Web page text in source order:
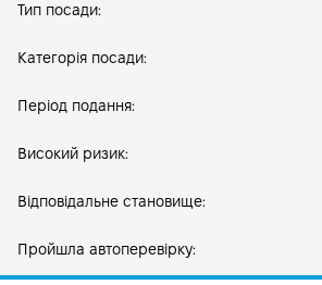
Тип посади:
Категорія посади:
Період подання:
Високий ризик:
Відповідальне становище:
Пройшла автоперевірку: